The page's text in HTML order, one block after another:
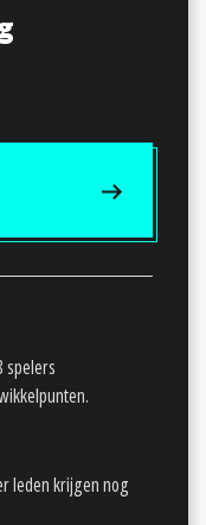
spelers
leden krijgen nog